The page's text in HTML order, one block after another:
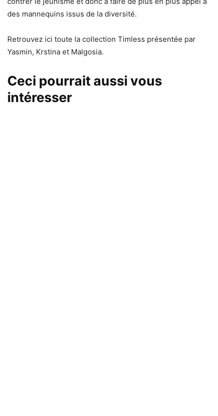
des mannequins issus de la diversité.
Retrouvez ici toute la collection Timless présentée par
Yasmin, Krstina et Malgosia.
Ceci pourrait aussi vous
intéresser